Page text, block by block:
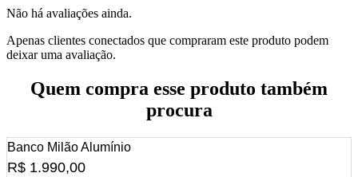
Não há avaliações ainda.
Apenas clientes conectados que compraram este produto podem
deixar uma avaliação.
Quem compra esse produto também
procura
Banco Milão Alumínio
R$ 1.990,00